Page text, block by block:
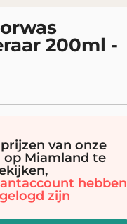
200ml -
van onze
Miamland te
hebben
zijn